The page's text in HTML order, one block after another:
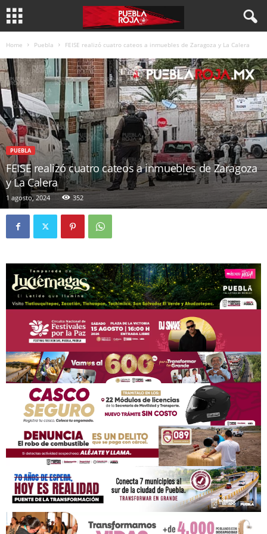
Home Puebla FEISE realizó cuatro cateos a inmuebles de Zaragoza y La Calera
PUEBLA
FEISE realizó cuatro cateos a inmuebles de Zaragoza
y La Calera
1 agosto, 2024 352